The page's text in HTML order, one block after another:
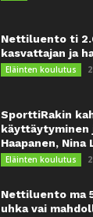
Nettiluento ti
kasvattajan ja
Eläinten koulutus
SporttiRakin
käyttäytyminen
Haapanen, Nina
Eläinten koulutus
Nettiluento ma
uhka vai